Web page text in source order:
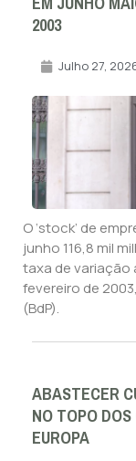
2003
Julho 27,
O ‘stock’ de
junho 116,8 mil
taxa de variação
fevereiro de
(BdP).
ABASTECER
NO TOPO
EUROPA